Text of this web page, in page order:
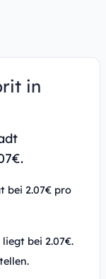
in
bei 2.07€ pro
bei 2.07€.